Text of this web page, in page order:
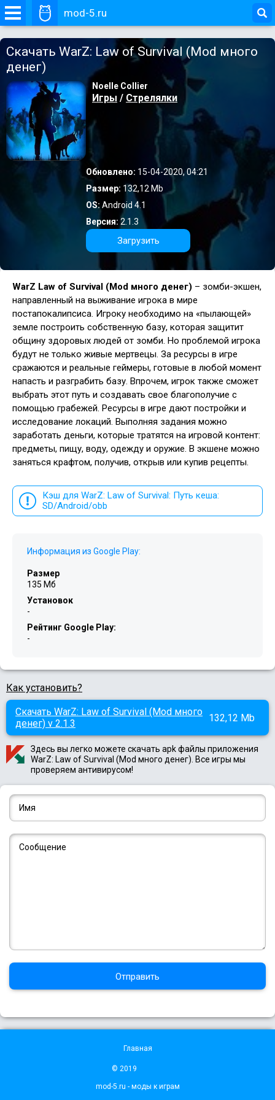
mod-5.ru
Скачать WarZ: Law of Survival (Mod много
денег)
Noelle Collier
Игры / Стрелялки
Обновлено: 15-04-2020, 04:21
Размер: 132,12 Mb
OS:Android 4.1
Версия: 2.1.3
Загрузить
WarZ Law of Survival (Mod много денег) – зомби-экшен,
направленный на выживание игрока в мире
постапокалипсиса. Игроку необходимо на «пылающей»
земле построить собственную базу, которая защитит
общину здоровых людей от зомби. Но проблемой игрока
будут не только живые мертвецы. За ресурсы в игре
сражаются и реальные геймеры, готовые в любой момент
напасть и разграбить базу. Впрочем, игрок также сможет
выбрать этот путь и создавать свое благополучие с
помощью грабежей. Ресурсы в игре дают постройки и
исследование локаций. Выполняя задания можно
заработать деньги, которые тратятся на игровой контент:
предметы, пищу, воду, одежду и оружие. В экшене можно
заняться крафтом, получив, открыв или купив рецепты.
Кэш для WarZ: Law of Survival: Путь кеша:
SD/Android/obb
Информация из Google Play:
Размер
135 Мб
Установок
-
Рейтинг Google Play:
-
Как установить?
Скачать WarZ: Law of Survival (Mod много
денег) v 2.1.3
132,12 Mb
Здесь вы легко можете скачать apk файлы приложения
WarZ: Law of Survival (Mod много денег). Все игры мы
проверяем антивирусом!
Отправить
Главная
© 2019
mod-5.ru - моды к играм